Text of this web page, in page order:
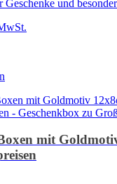
Geschenke und
mit